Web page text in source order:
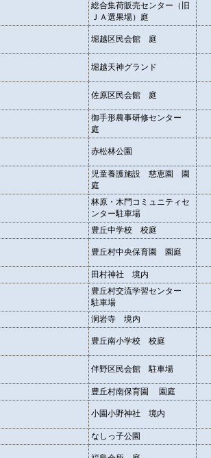
総合集荷販売センター（旧
ＪＡ選果場）庭
堀越区民会館 庭
堀越天神グランド
佐原区民会館 庭
御手形農事研修センター
庭
赤松林公園
児童養護施設 慈恵園 園
庭
林原・木門コミュニティセ
ンター駐車場
豊丘中学校 校庭
豊丘村中央保育園 園庭
田村神社 境内
豊丘村交流学習センター
駐車場
洞岩寺 境内
豊丘南小学校 校庭
伴野区民会館 駐車場
豊丘村南保育園 園庭
小園小野神社 境内
なしっ子公園